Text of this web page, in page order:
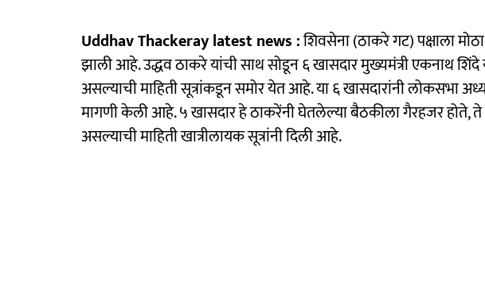
Uddhav Thackeray latest news :शिवसेना (ठाकरे गट) पक्षाला
झाली आहे. उद्धव ठाकरे यांची साथ सोडून ६ खासदार मुख्यमंत्री एकनाथ
असल्याची माहिती सूत्रांकडून समोर येत आहे. या ६ खासदारांनी लोकसभा
मागणी केली आहे. ५ खासदार हे ठाकरेंनी घेतलेल्या बैठकीला गैरहजर होते,
असल्याची माहिती खात्रीलायक सूत्रांनी दिली आहे.